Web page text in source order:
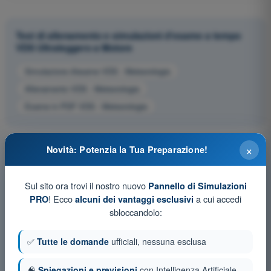
Test di allenamento e simulazioni d'esame a tempo
VDS Ultraleggero a Motore
Simulazione d'esame VDS - Meteorologia
Allenamento VDS - Meteorologia
Esame in PDF VDS - Meteorologia
×
Novità: Potenzia la Tua Preparazione!
Sul sito ora trovi il nostro nuovo Pannello di Simulazioni
PRO! Ecco alcuni dei vantaggi esclusivi a cui accedi
sbloccandolo:
✅ Tutte le domande ufficiali, nessuna esclusa